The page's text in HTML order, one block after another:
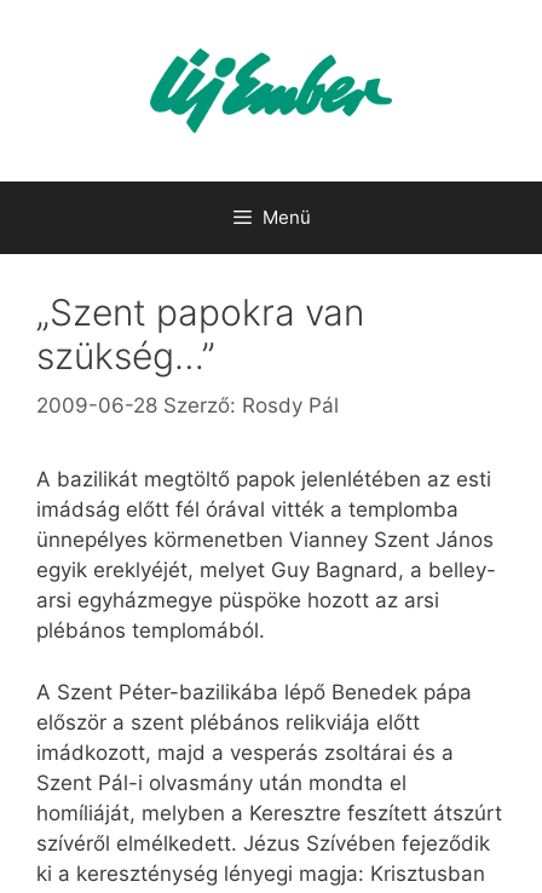
Menü
„Szent papokra van
szükség…”
2009-06-28 Szerző: Rosdy Pál
A bazilikát megtöltő papok jelenlétében az esti
imádság előtt fél órával vitték a templomba
ünnepélyes körmenetben Vianney Szent János
egyik ereklyéjét, melyet Guy Bagnard, a belley-
arsi egyházmegye püspöke hozott az arsi
plébános templomából.
A Szent Péter-bazilikába lépő Benedek pápa
először a szent plébános relikviája előtt
imádkozott, majd a vesperás zsoltárai és a
Szent Pál-i olvasmány után mondta el
homíliáját, melyben a Keresztre feszített átszúrt
szívéről elmélkedett. Jézus Szívében fejeződik
ki a kereszténység lényegi magja: Krisztusban